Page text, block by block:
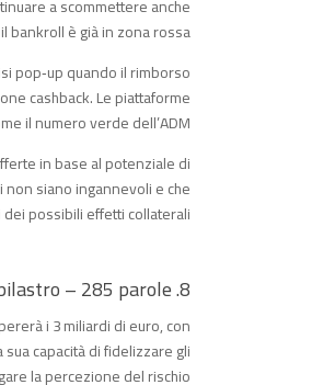
a scommettere anche
bankroll è già in zona rossa.
pop‑up quando il rimborso
cashback. Le piattaforme
il numero verde dell’ADM.
in base al potenziale di
siano ingannevoli e che
possibili effetti collaterali.
8. Futuro delle scommesse sugli e‑sport in Italia – il cashback come pilastro – 285 parole
i 3 miliardi di euro, con
capacità di fidelizzare gli
la percezione del rischio.